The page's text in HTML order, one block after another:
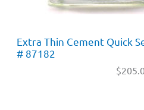
Extra Thin Cement Quick
# 87182
$